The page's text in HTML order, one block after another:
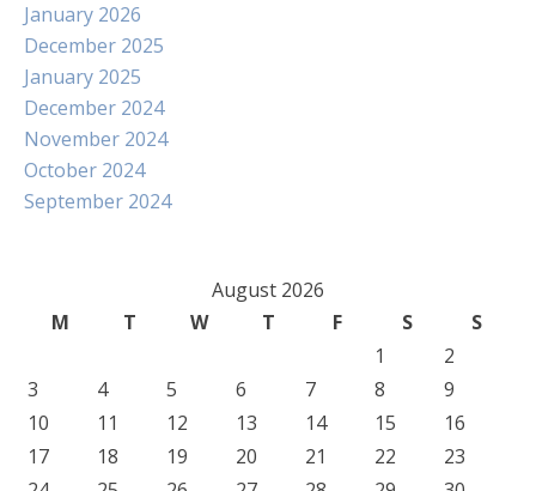
January 2026
December 2025
January 2025
December 2024
November 2024
October 2024
September 2024
August 2026
M
T W T F S
S
1
2
3
4 5 6 7 8
9
10
11 12 13 14 15
16
17
18 19 20 21 22
23